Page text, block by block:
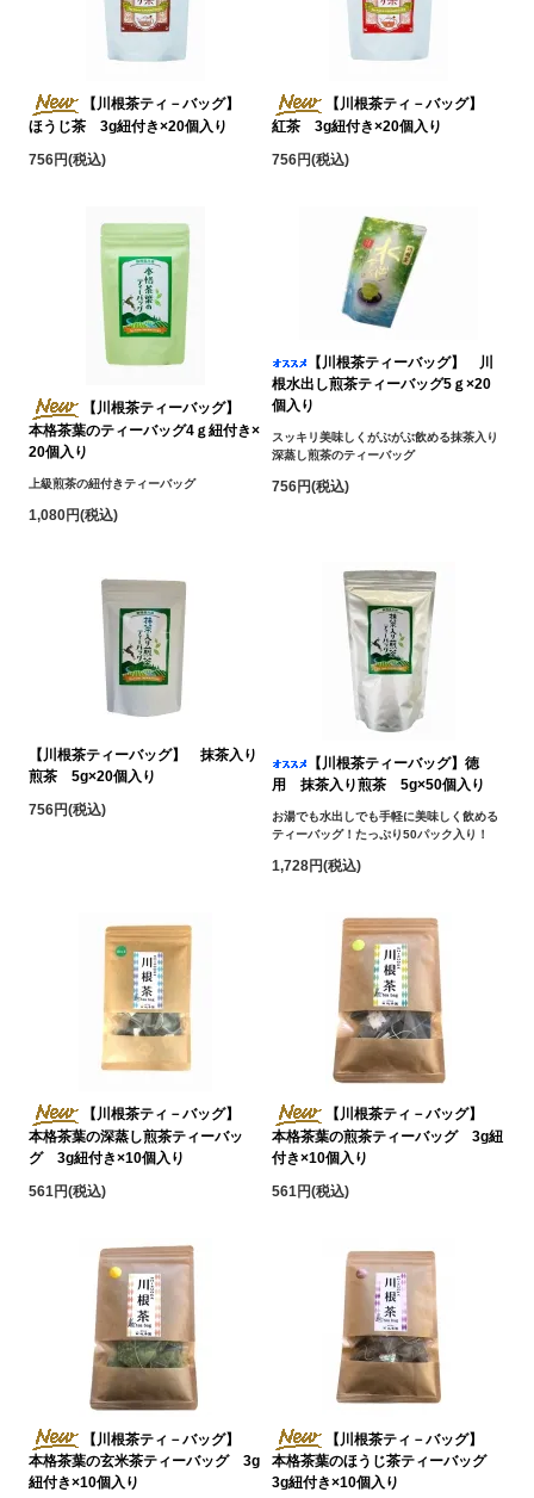
【川根茶ティ－バッグ】
ほうじ茶 3g紐付き×20個入り
756円(税込)
【川根茶ティ－バッグ】
紅茶 3g紐付き×20個入り
756円(税込)
【川根茶ティーバッグ】
本格茶葉のティーバッグ4ｇ紐付き×
20個入り
上級煎茶の紐付きティーバッグ
1,080円(税込)
【川根茶ティーバッグ】 川
根水出し煎茶ティーバッグ5ｇ×20
個入り
スッキリ美味しくがぶがぶ飲める抹茶入り
深蒸し煎茶のティーバッグ
756円(税込)
【川根茶ティーバッグ】 抹茶入り
煎茶 5g×20個入り
756円(税込)
【川根茶ティーバッグ】徳
用 抹茶入り煎茶 5g×50個入り
お湯でも水出しでも手軽に美味しく飲める
ティーバッグ！たっぷり50パック入り！
1,728円(税込)
【川根茶ティ－バッグ】
本格茶葉の深蒸し煎茶ティーバッ
グ 3g紐付き×10個入り
561円(税込)
【川根茶ティ－バッグ】
本格茶葉の煎茶ティーバッグ 3g紐
付き×10個入り
561円(税込)
【川根茶ティ－バッグ】
本格茶葉の玄米茶ティーバッグ 3g
紐付き×10個入り
【川根茶ティ－バッグ】
本格茶葉のほうじ茶ティーバッグ
3g紐付き×10個入り